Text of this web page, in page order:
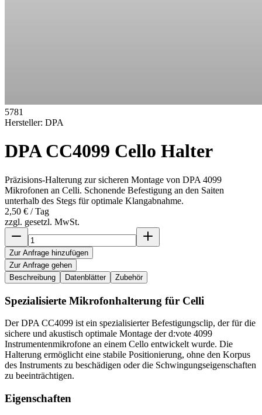
5781
Hersteller: DPA
DPA CC4099 Cello Halter
Präzisions-Halterung zur sicheren Montage von DPA 4099
Mikrofonen an Celli. Schonende Befestigung an den Saiten
unterhalb des Stegs für optimale Klangabnahme.
2,50 € / Tag
zzgl. gesetzl. MwSt.
Zur Anfrage hinzufügen
Zur Anfrage gehen
Beschreibung
Datenblätter Zubehör
Spezialisierte Mikrofonhalterung für Celli
Der DPA CC4099 ist ein spezialisierter Befestigungsclip, der für die
sichere und akustisch optimale Montage der d:vote 4099
Instrumentenmikrofone an einem Cello entwickelt wurde. Die
Halterung ermöglicht eine stabile Positionierung, ohne den Korpus
des Instruments zu beschädigen oder die Schwingungseigenschaften
zu beeinträchtigen.
Eigenschaften